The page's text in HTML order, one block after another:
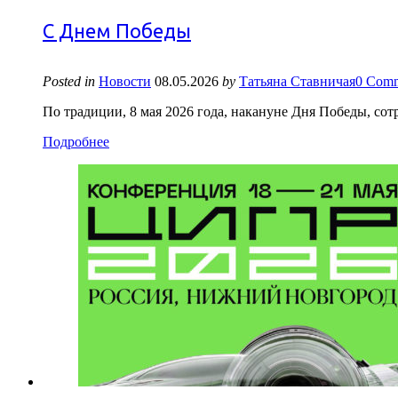
С Днем Победы
Posted in Новости 08.05.2026 by Татьяна Ставничая0
По традиции, 8 мая 2026 года, накануне Дня Победы,
Подробнее